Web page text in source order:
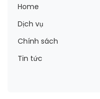
Home
Dịch vụ
Chính sách
Tin tức